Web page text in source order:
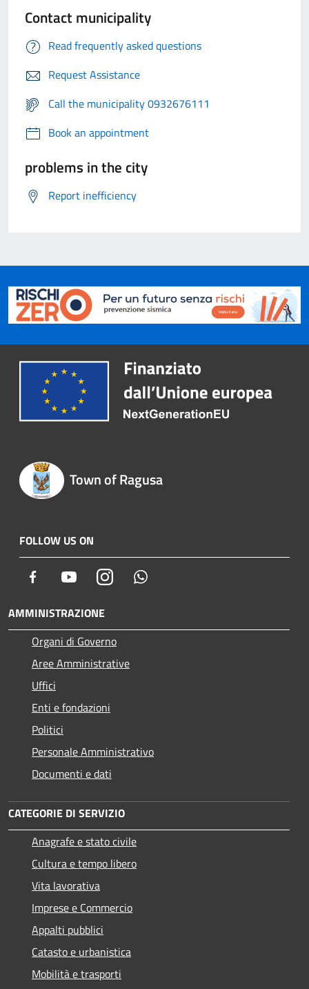
Contact municipality
Read frequently asked questions
Request Assistance
Call the municipality 0932676111
Book an appointment
problems in the city
Report inefficiency
Town of Ragusa
FOLLOW US ON
Facebook YoutubeInstagram
AMMINISTRAZIONE
Organi di Governo
Aree Amministrative
Uffici
Enti e fondazioni
Politici
Personale Amministrativo
Documenti e dati
CATEGORIE DI SERVIZIO
Anagrafe e stato civile
Cultura e tempo libero
Vita lavorativa
Imprese e Commercio
Appalti pubblici
Catasto e urbanistica
Mobilità e trasporti